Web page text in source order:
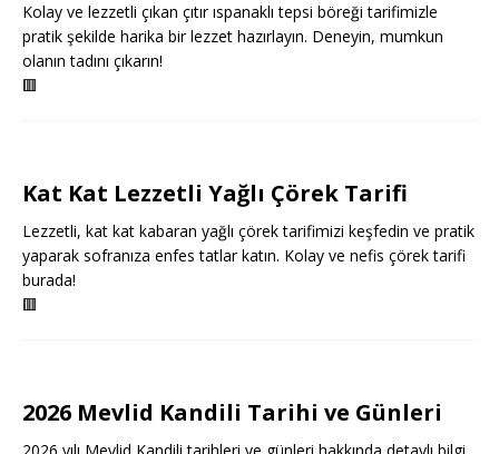
Kolay ve lezzetli çıkan çıtır ıspanaklı tepsi böreği tarifimizle
pratik şekilde harika bir lezzet hazırlayın. Deneyin, mumkun
olanın tadını çıkarın!
🟥
Kat Kat Lezzetli Yağlı Çörek Tarifi
Lezzetli, kat kat kabaran yağlı çörek tarifimizi keşfedin ve pratik
yaparak sofranıza enfes tatlar katın. Kolay ve nefis çörek tarifi
burada!
🟥
2026 Mevlid Kandili Tarihi ve Günleri